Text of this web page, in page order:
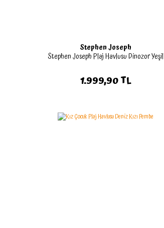
Stephen Joseph
Stephen Joseph Plaj Havlusu Dinozor Yeşil
1.999,90 TL